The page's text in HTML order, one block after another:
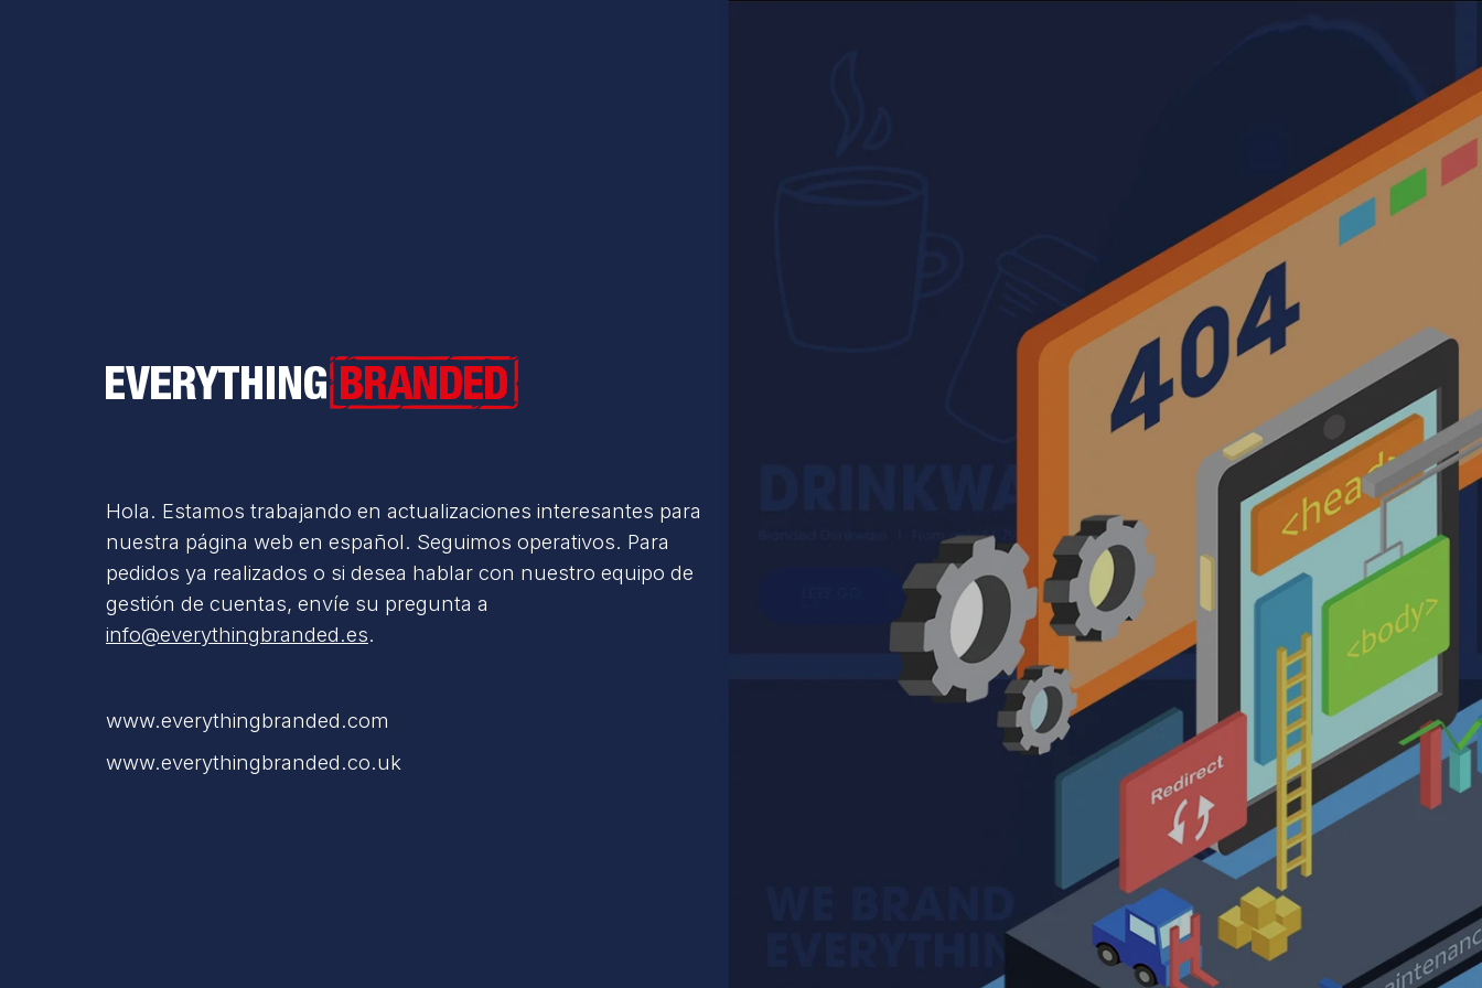
Everything Branded
Hola. Estamos trabajando en actualizaciones interesantes para
nuestra página web en español. Seguimos operativos. Para
pedidos ya realizados o si desea hablar con nuestro equipo de
gestión de cuentas, envíe su pregunta a
info@everythingbranded.es.
www.everythingbranded.com
www.everythingbranded.co.uk